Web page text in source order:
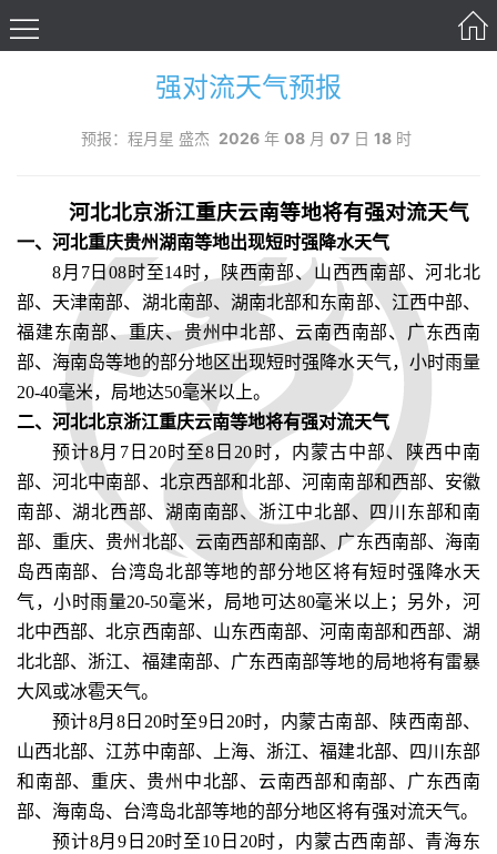
强对流天气预报
预报：程月星 盛杰 2026 年 08 月 07 日 18 时
河北北京浙江重庆云南等地将有强对流天气
一、河北重庆贵州湖南等地出现短时强降水天气
8月7日08时至14时，陕西南部、山西西南部、河北北
部、天津南部、湖北南部、湖南北部和东南部、江西中部、
福建东南部、重庆、贵州中北部、云南西南部、广东西南
部、海南岛等地的部分地区出现短时强降水天气，小时雨量
20-40毫米，局地达50毫米以上。
二、河北北京浙江重庆云南等地将有强对流天气
预计8月7日20时至8日20时，内蒙古中部、陕西中南
部、河北中南部、北京西部和北部、河南南部和西部、安徽
南部、湖北西部、湖南南部、浙江中北部、四川东部和南
部、重庆、贵州北部、云南西部和南部、广东西南部、海南
岛西南部、台湾岛北部等地的部分地区将有短时强降水天
气，小时雨量20-50毫米，局地可达80毫米以上；另外，河
北中西部、北京西南部、山东西南部、河南南部和西部、湖
北北部、浙江、福建南部、广东西南部等地的局地将有雷暴
大风或冰雹天气。
预计8月8日20时至9日20时，内蒙古南部、陕西南部、
山西北部、江苏中南部、上海、浙江、福建北部、四川东部
和南部、重庆、贵州中北部、云南西部和南部、广东西南
部、海南岛、台湾岛北部等地的部分地区将有强对流天气。
预计8月9日20时至10日20时，内蒙古西南部、青海东